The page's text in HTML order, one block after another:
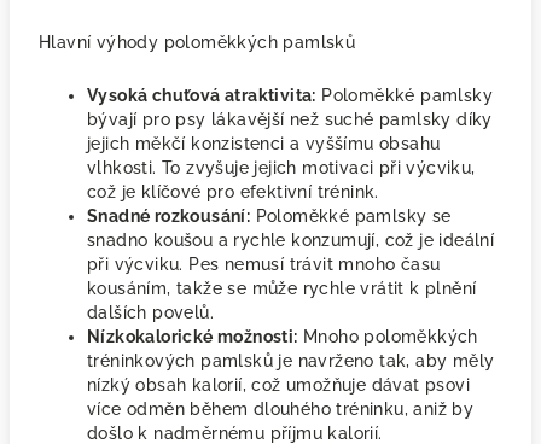
Hlavní výhody poloměkkých pamlsků
Vysoká chuťová atraktivita: Poloměkké pamlsky
bývají pro psy lákavější než suché pamlsky díky
jejich měkčí konzistenci a vyššímu obsahu
vlhkosti. To zvyšuje jejich motivaci při výcviku,
což je klíčové pro efektivní trénink.
Snadné rozkousání: Poloměkké pamlsky se
snadno koušou a rychle konzumují, což je ideální
při výcviku. Pes nemusí trávit mnoho času
kousáním, takže se může rychle vrátit k plnění
dalších povelů.
Nízkokalorické možnosti: Mnoho poloměkkých
tréninkových pamlsků je navrženo tak, aby měly
nízký obsah kalorií, což umožňuje dávat psovi
více odměn během dlouhého tréninku, aniž by
došlo k nadměrnému příjmu kalorií.